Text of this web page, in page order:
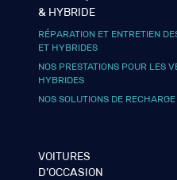
& HYBRIDE
RÉPARATION ET ENTRETIEN
ET HYBRIDES
NOS PRESTATIONS POUR LES
HYBRIDES
NOS SOLUTIONS DE RECHARGE
VOITURES
D’OCCASION